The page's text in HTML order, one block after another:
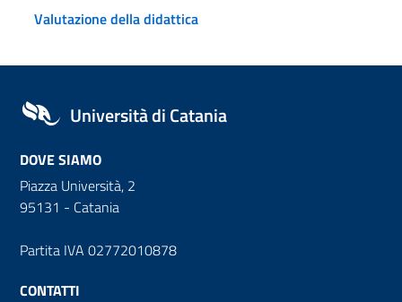
Valutazione della didattica
Università di Catania
DOVE SIAMO
Piazza Università, 2
95131 - Catania
Partita IVA 02772010878
CONTATTI